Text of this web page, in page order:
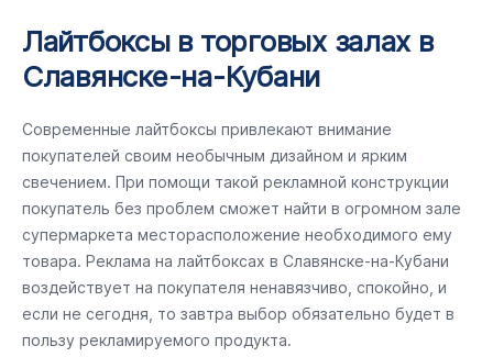
Лайтбоксы в торговых залах в
Славянске-на-Кубани
Современные лайтбоксы привлекают внимание
покупателей своим необычным дизайном и ярким
свечением. При помощи такой рекламной конструкции
покупатель без проблем сможет найти в огромном зале
супермаркета месторасположение необходимого ему
товара. Реклама на лайтбоксах в Славянске-на-Кубани
воздействует на покупателя ненавязчиво, спокойно, и
если не сегодня, то завтра выбор обязательно будет в
пользу рекламируемого продукта.